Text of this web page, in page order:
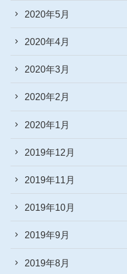
2020年5月
2020年4月
2020年3月
2020年2月
2020年1月
2019年12月
2019年11月
2019年10月
2019年9月
2019年8月